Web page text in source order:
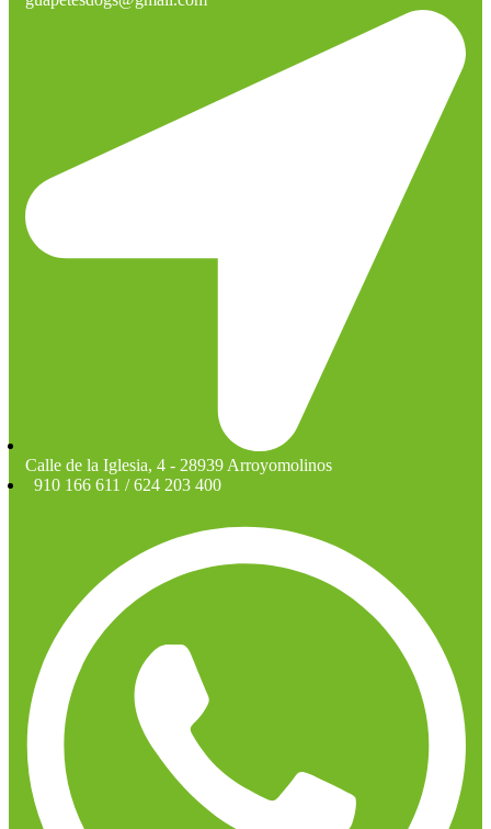
Calle de la Iglesia, 4 - 28939 Arroyomolinos
910 166 611 / 624 203 400